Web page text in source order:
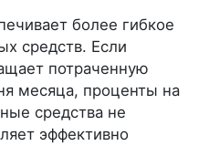
более гибкое
средств. Если
потраченную
месяца, проценты на
средства не
эффективно